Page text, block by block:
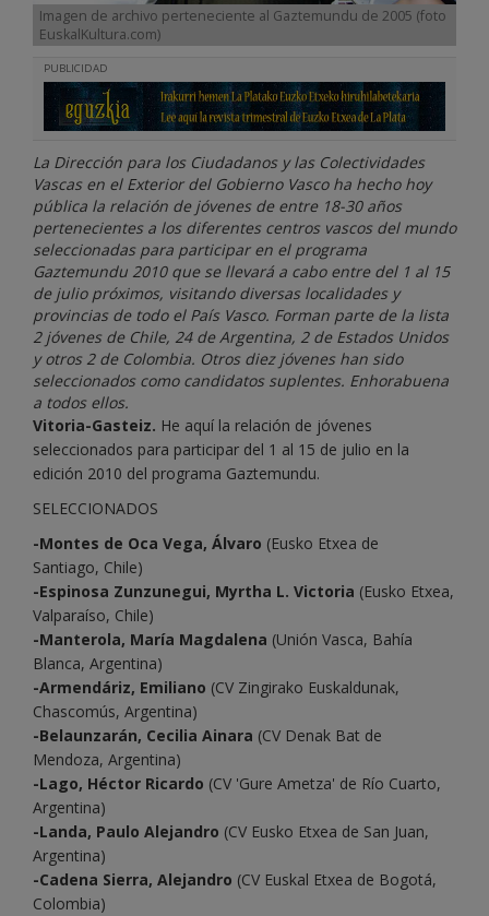
Imagen de archivo perteneciente al Gaztemundu de 2005 (foto
EuskalKultura.com)
PUBLICIDAD
La Dirección para los Ciudadanos y las Colectividades
Vascas en el Exterior del Gobierno Vasco ha hecho hoy
pública la relación de jóvenes de entre 18-30 años
pertenecientes a los diferentes centros vascos del mundo
seleccionadas para participar en el programa
Gaztemundu 2010 que se llevará a cabo entre del 1 al 15
de julio próximos, visitando diversas localidades y
provincias de todo el País Vasco. Forman parte de la lista
2 jóvenes de Chile, 24 de Argentina, 2 de Estados Unidos
y otros 2 de Colombia. Otros diez jóvenes han sido
seleccionados como candidatos suplentes. Enhorabuena
a todos ellos.
Vitoria-Gasteiz. He aquí la relación de jóvenes
seleccionados para participar del 1 al 15 de julio en la
edición 2010 del programa Gaztemundu.
SELECCIONADOS
-Montes de Oca Vega, Álvaro (Eusko Etxea de
Santiago, Chile)
-Espinosa Zunzunegui, Myrtha L. Victoria (Eusko Etxea,
Valparaíso, Chile)
-Manterola, María Magdalena (Unión Vasca, Bahía
Blanca, Argentina)
-Armendáriz, Emiliano (CV Zingirako Euskaldunak,
Chascomús, Argentina)
-Belaunzarán, Cecilia Ainara (CV Denak Bat de
Mendoza, Argentina)
-Lago, Héctor Ricardo (CV 'Gure Ametza' de Río Cuarto,
Argentina)
-Landa, Paulo Alejandro (CV Eusko Etxea de San Juan,
Argentina)
-Cadena Sierra, Alejandro (CV Euskal Etxea de Bogotá,
Colombia)